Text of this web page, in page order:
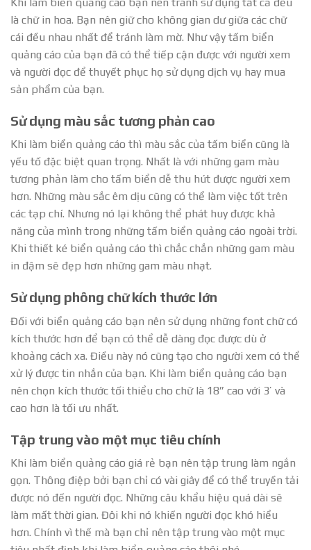
là chữ in hoa. Bạn nên giữ cho không gian dư giữa các chữ
cái đều nhau nhất để tránh làm mờ. Như vậy tấm biển
quảng cáo của bạn đã có thể tiếp cận được với người xem
và người đọc để thuyết phục họ sử dụng dịch vụ hay mua
sản phẩm của bạn.
Sử dụng màu sắc tương phản cao
Khi làm biển quảng cáo thì màu sắc của tấm biển cũng là
yếu tố đặc biệt quan trọng. Nhất là với những gam màu
tương phản làm cho tấm biển dễ thu hút được người xem
hơn. Những màu sắc êm dịu cũng có thể làm việc tốt trên
các tạp chí. Nhưng nó lại không thể phát huy được khả
năng của mình trong những tấm biển quảng cáo ngoài trời.
Khi thiết ké biển quảng cáo thì chắc chắn những gam màu
in đậm sẽ đẹp hơn những gam màu nhạt.
Sử dụng phông chữ kích thước lớn
Đối với biển quảng cáo bạn nên sử dụng những font chữ có
kích thước hơn để bạn có thể dễ dàng đọc được dù ở
khoảng cách xa. Điều này nó cũng tạo cho người xem có thể
xử lý được tin nhắn của bạn. Khi làm biển quảng cáo bạn
nên chọn kích thước tối thiểu cho chữ là 18” cao với 3’ và
cao hơn là tối ưu nhất.
Tập trung vào một mục tiêu chính
Khi làm biển quảng cáo giá rẻ bạn nên tập trung làm ngắn
gọn. Thông điệp bởi bạn chỉ có vài giây để có thể truyền tải
được nó đến người đọc. Những câu khẩu hiệu quá dài sẽ
làm mất thời gian. Đôi khi nó khiến người đọc khó hiểu
hơn. Chính vì thế mà bạn chỉ nên tập trung vào một mục